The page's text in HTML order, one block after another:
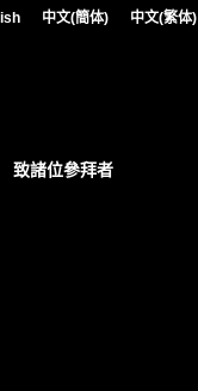
中文(簡体) 中文(繁体)
致諸位參拜者